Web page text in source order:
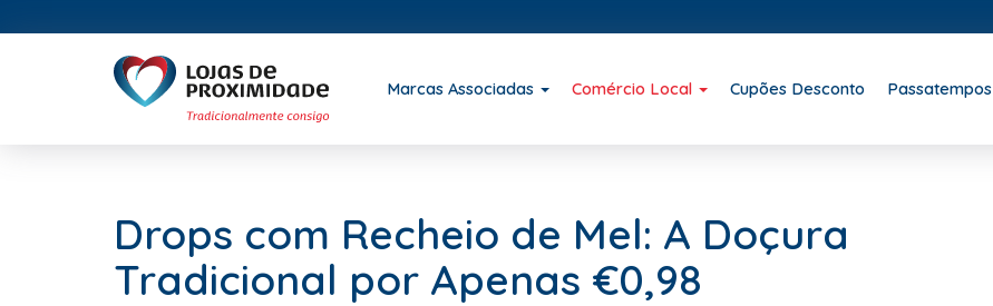
Marcas Associadas Comércio Local Cupões Desconto Passatempos
Drops com Recheio de Mel: A Doçura
Tradicional por Apenas €0,98